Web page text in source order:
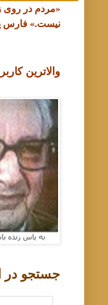
«مردم در روی
نیست.» فارس
والاترین
جستجو در